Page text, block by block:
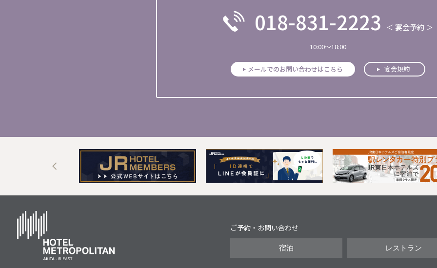
018-831-2223 ＜ 宴会予約 ＞
10:00～18:00
メールでのお問い合わせはこちら 宴会規約
Next
ご予約・お問い合わせ
宿泊 レストラン